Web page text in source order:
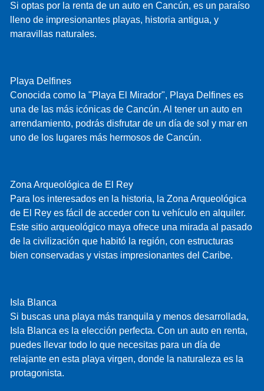
Si optas por la renta de un auto en Cancún, es un paraíso
lleno de impresionantes playas, historia antigua, y
maravillas naturales.
Playa Delfines
Conocida como la "Playa El Mirador", Playa Delfines es
una de las más icónicas de Cancún. Al tener un auto en
arrendamiento, podrás disfrutar de un día de sol y mar en
uno de los lugares más hermosos de Cancún.
Zona Arqueológica de El Rey
Para los interesados en la historia, la Zona Arqueológica
de El Rey es fácil de acceder con tu vehículo en alquiler.
Este sitio arqueológico maya ofrece una mirada al pasado
de la civilización que habitó la región, con estructuras
bien conservadas y vistas impresionantes del Caribe.
Isla Blanca
Si buscas una playa más tranquila y menos desarrollada,
Isla Blanca es la elección perfecta. Con un auto en renta,
puedes llevar todo lo que necesitas para un día de
relajante en esta playa virgen, donde la naturaleza es la
protagonista.